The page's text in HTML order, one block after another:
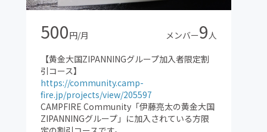
500円/月 メンバー9 人
【黄金大国ZIPANNINGグループ加入者限定割
引コース】
https://community.camp-
fire.jp/projects/view/205597
CAMPFIRE Community「伊藤亮太の黄金大国
ZIPANNINGグループ」に加入されている方限